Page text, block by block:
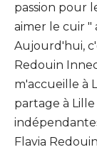
passion pour
aimer le cuir "
Aujourd'hui,
Redouin
m'accueille à
partage à
Flavia